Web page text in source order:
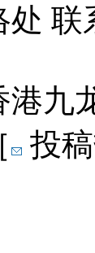
联
港九
投